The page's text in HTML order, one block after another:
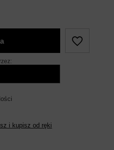
i kupisz od ręki